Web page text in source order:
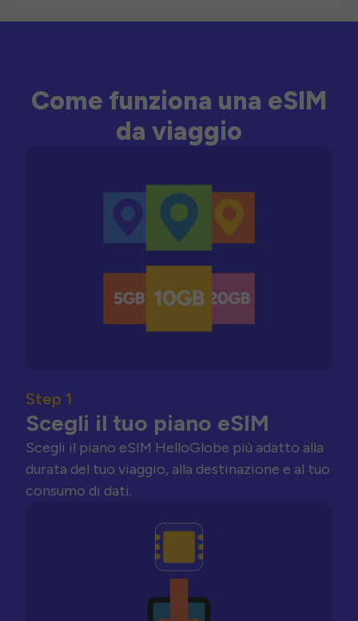
Come funziona una eSIM
da viaggio
Step 1
Scegli il tuo piano eSIM
Scegli il piano eSIM HelloGlobe più adatto alla
durata del tuo viaggio, alla destinazione e al tuo
consumo di dati.